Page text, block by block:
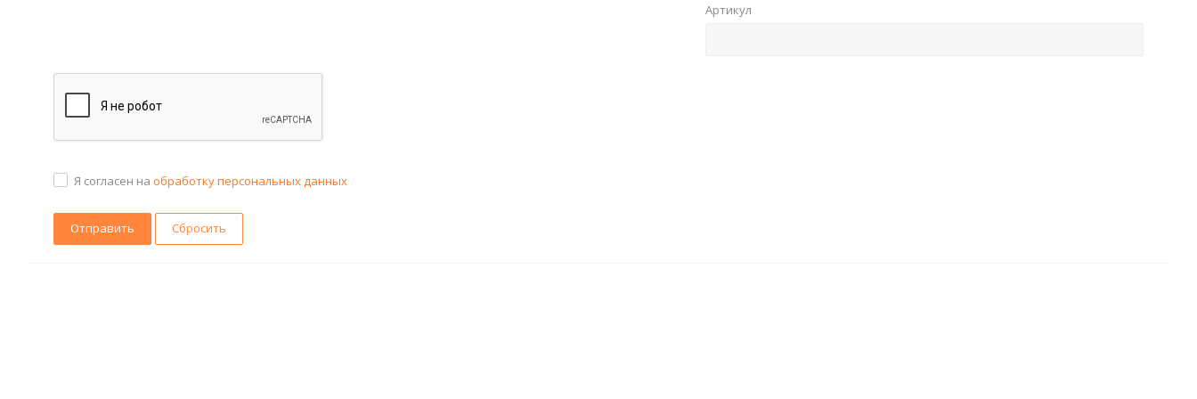
Артикул
Я согласен на обработку персональных данных
Сбросить